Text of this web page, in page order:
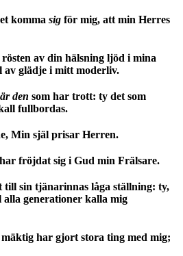
komma sig för mig, att min Herres
rösten av din hälsning ljöd i mina
av glädje i mitt moderliv.
är den som har trott: ty det som
fullbordas.
Min själ prisar Herren.
fröjdat sig i Gud min Frälsare.
till sin tjänarinnas låga ställning: ty,
alla generationer kalla mig
har gjort stora ting med mig;